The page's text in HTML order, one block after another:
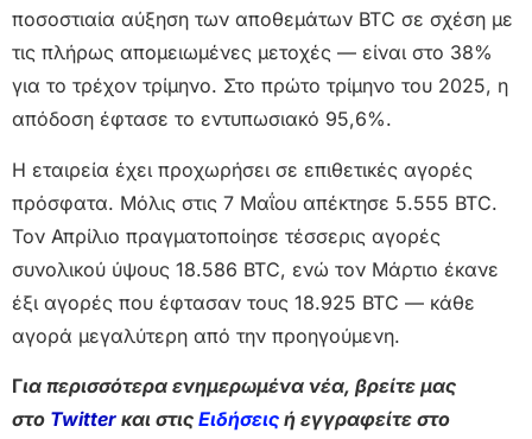
ποσοστιαία αύξηση των αποθεμάτων BTC σε σχέση με
τις πλήρως απομειωμένες μετοχές — είναι στο 38%
για το τρέχον τρίμηνο. Στο πρώτο τρίμηνο του 2025, η
απόδοση έφτασε το εντυπωσιακό 95,6%.
Η εταιρεία έχει προχωρήσει σε επιθετικές αγορές
πρόσφατα. Μόλις στις 7 Μαΐου απέκτησε 5.555 BTC.
Τον Απρίλιο πραγματοποίησε τέσσερις αγορές
συνολικού ύψους 18.586 BTC, ενώ τον Μάρτιο έκανε
έξι αγορές που έφτασαν τους 18.925 BTC — κάθε
αγορά μεγαλύτερη από την προηγούμενη.
Για περισσότερα ενημερωμένα νέα, βρείτε μας
στο Twitter και στις Ειδήσεις ή εγγραφείτε στο